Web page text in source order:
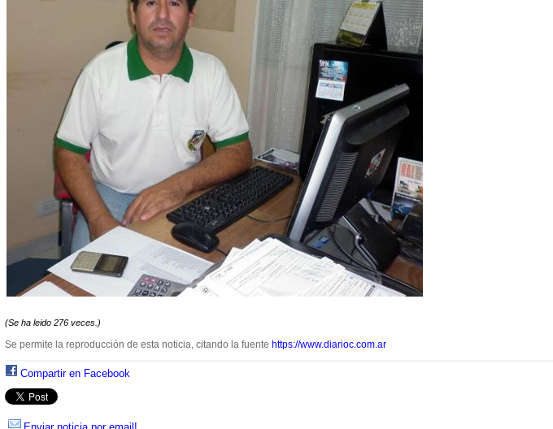
(Se ha leido 276 veces.)
Se permite la reproducción de esta noticia, citando la fuente https://www.diarioc.com.ar
Compartir en Facebook